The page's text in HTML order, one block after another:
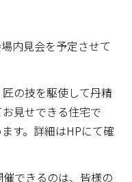
内見会を予定させて
の技を駆使して丹精
見せできる住宅で
す。詳細はHPにて確
できるのは、皆様の